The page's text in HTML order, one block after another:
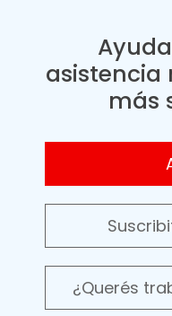
asistencia
más
¿Querés